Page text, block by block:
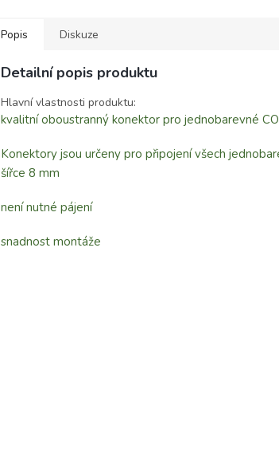
Popis Diskuze
Detailní popis produktu
Hlavní vlastnosti produktu:
kvalitní oboustranný konektor pro jednobarevné
Konektory jsou určeny pro připojení všech
šířce 8 mm
není nutné pájení
snadnost montáže